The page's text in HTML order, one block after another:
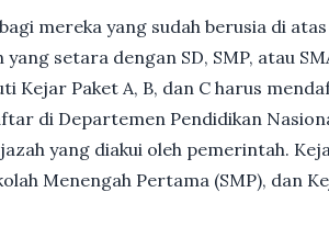
mereka yang sudah berusia di
setara dengan SD, SMP, atau
Kejar Paket A, B, dan C harus
di Departemen Pendidikan
yang diakui oleh pemerintah.
Menengah Pertama (SMP), dan